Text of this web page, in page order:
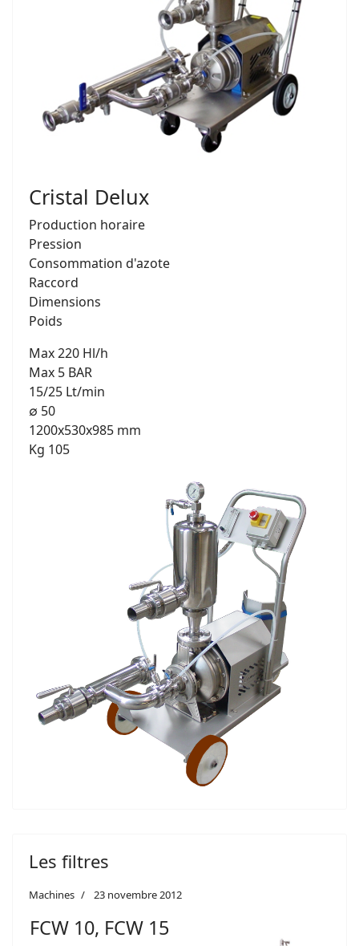
Cristal Delux
Production horaire
Pression
Consommation d'azote
Raccord
Dimensions
Poids
Max 220 Hl/h
Max 5 BAR
15/25 Lt/min
∅ 50
1200x530x985 mm
Kg 105
Les filtres
Machines 23 novembre 2012
FCW 10, FCW 15